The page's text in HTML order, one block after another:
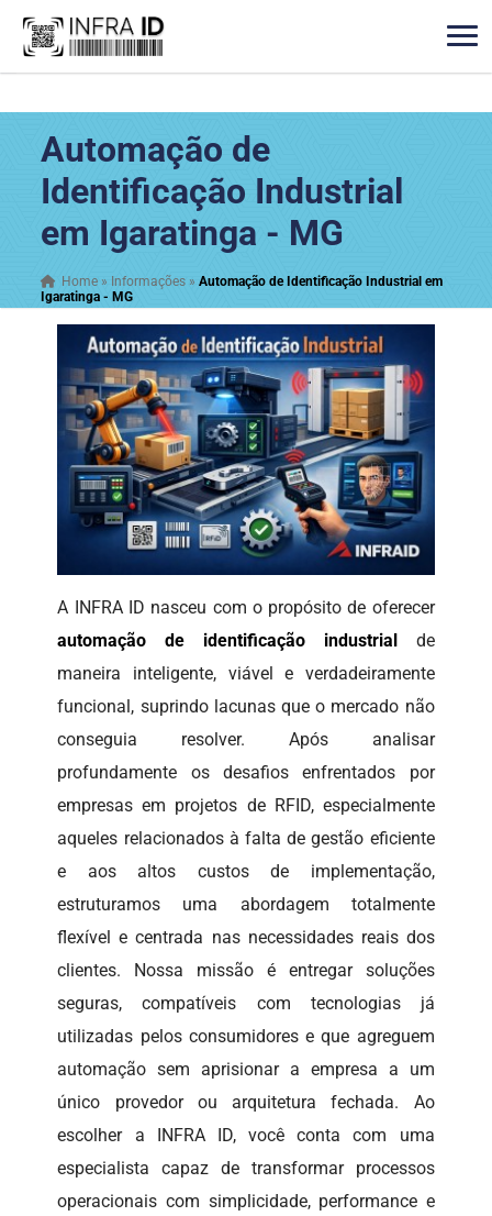
Automação de
Identificação Industrial
em Igaratinga - MG
Home » Informações »Automação de Identificação Industrial em
Igaratinga - MG
A INFRA ID nasceu com o propósito de oferecer
automação de identificação industrial
de
maneira inteligente, viável e verdadeiramente
funcional, suprindo lacunas que o mercado não
conseguia resolver. Após analisar
profundamente os desafios enfrentados por
empresas em projetos de RFID, especialmente
aqueles relacionados à falta de gestão eficiente
e aos altos custos de implementação,
estruturamos uma abordagem totalmente
flexível e centrada nas necessidades reais dos
clientes. Nossa missão é entregar soluções
seguras, compatíveis com tecnologias já
utilizadas pelos consumidores e que agreguem
automação sem aprisionar a empresa a um
único provedor ou arquitetura fechada. Ao
escolher a INFRA ID, você conta com uma
especialista capaz de transformar processos
operacionais com simplicidade, performance e